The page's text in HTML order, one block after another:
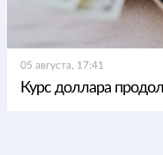
05 августа, 17:41
Курс доллара